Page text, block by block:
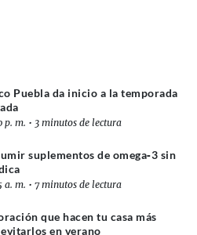
Puebla da inicio a la temporada
p. m. • 3 minutos de lectura
suplementos de omega‑3 sin
a. m. • 7 minutos de lectura
que hacen tu casa más
en verano